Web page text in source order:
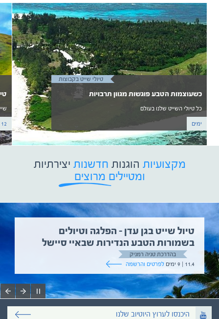
טיולי שייט בקבוצות
כשעוצמות הטבע פוגשות מגוון תרבויות
כל טיולי השייט שלנו בעולם
ימים 12 ימים
מקצועיות הוגנות חדשנות יצירתיות
ומטיילים מרוצים
טיול שייט בגן עדן – הפלגה וטיולים
בשמורות הטבע הנדירות שבאיי סיישל
בהדרכת טניה רמניק
11.4 | 9 ימים
לפרטים והרשמה
היכנסו לערוץ היוטיוב שלנו